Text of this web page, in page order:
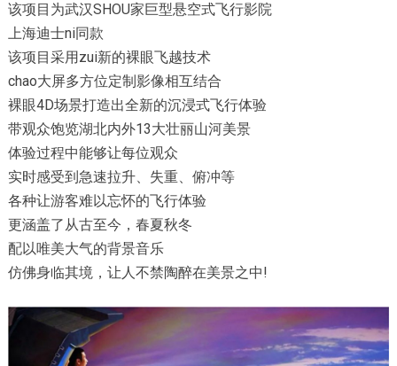
该项目为武汉SHOU家巨型悬空式飞行影院
上海迪士ni同款
该项目采用zui新的裸眼飞越技术
chao大屏多方位定制影像相互结合
裸眼4D场景打造出全新的沉浸式飞行体验
带观众饱览湖北内外13大壮丽山河美景
体验过程中能够让每位观众
实时感受到急速拉升、失重、俯冲等
各种让游客难以忘怀的飞行体验
更涵盖了从古至今，春夏秋冬
配以唯美大气的背景音乐
仿佛身临其境，让人不禁陶醉在美景之中!